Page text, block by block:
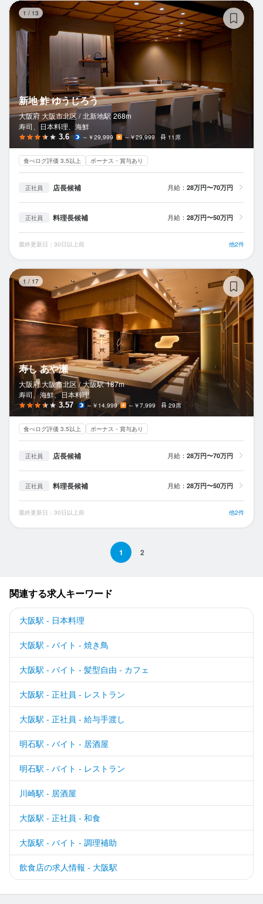
1 / 13
新地 鮓 ゆうじろう
大阪府 大阪市北区 / 北新地駅 268m
寿司、日本料理、海鮮
3.6 ～￥29,999 ～￥29,999 11席
食べログ評価 3.5以上 ボーナス・賞与あり
正社員 店長候補 月給： 28万円〜70万円
正社員 料理長候補 月給： 28万円〜50万円
最終更新日：30日以上前 他2件
1 / 17
寿し あや瀬
大阪府 大阪市北区 / 大阪駅 187m
寿司、海鮮、日本料理
3.57 ～￥14,999 ～￥7,999 29席
食べログ評価 3.5以上 ボーナス・賞与あり
正社員 店長候補 月給： 28万円〜70万円
正社員 料理長候補 月給： 28万円〜50万円
最終更新日：30日以上前 他2件
1 2
関連する求人キーワード
大阪駅 - 日本料理
大阪駅 - バイト - 焼き鳥
大阪駅 - バイト - 髪型自由 - カフェ
大阪駅 - 正社員 - レストラン
大阪駅 - 正社員 - 給与手渡し
明石駅 - バイト - 居酒屋
明石駅 - バイト - レストラン
川崎駅 - 居酒屋
大阪駅 - 正社員 - 和食
大阪駅 - バイト - 調理補助
飲食店の求人情報 - 大阪駅